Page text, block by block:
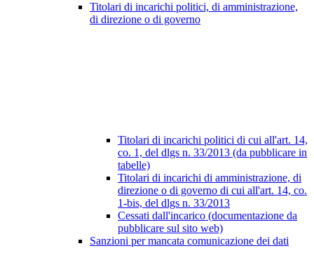
Titolari di incarichi politici, di amministrazione,
di direzione o di governo
Titolari di incarichi politici di cui all'art. 14,
co. 1, del dlgs n. 33/2013 (da pubblicare in
tabelle)
Titolari di incarichi di amministrazione, di
direzione o di governo di cui all'art. 14, co.
1-bis, del dlgs n. 33/2013
Cessati dall'incarico (documentazione da
pubblicare sul sito web)
Sanzioni per mancata comunicazione dei dati